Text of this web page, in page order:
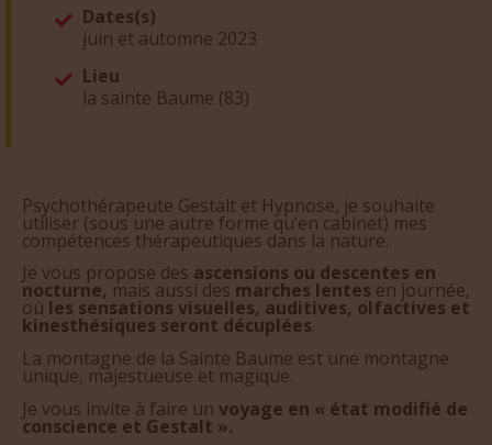
Dates(s)
juin et automne 2023
Lieu
la sainte Baume (83)
Psychothérapeute Gestalt et Hypnose, je souhaite
utiliser (sous une autre forme qu’en cabinet) mes
compétences thérapeutiques dans la nature.
Je vous propose des ascensions ou descentes en
nocturne, mais aussi des marches lentes en journée,
où les sensations visuelles, auditives, olfactives et
kinesthésiques seront décuplées.
La montagne de la Sainte Baume est une montagne
unique, majestueuse et magique.
Je vous invite à faire un voyage en « état modifié de
conscience et Gestalt ».